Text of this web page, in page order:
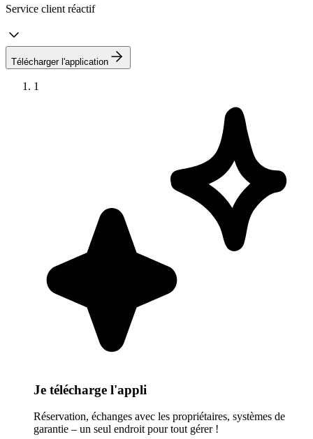
Service client réactif
Télécharger l'application
1
Je télécharge l'appli
Réservation, échanges avec les propriétaires, systèmes de
garantie – un seul endroit pour tout gérer !